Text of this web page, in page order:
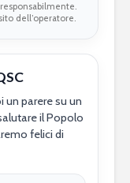
dell’operatore.
un parere su un
il Popolo
felici di